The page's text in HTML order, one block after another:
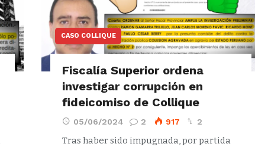
CASO COLLIQUE
Fiscalía Superior ordena
investigar corrupción en
fideicomiso de Collique
05/06/2024 2 917 2
Tras haber sido impugnada, por partida